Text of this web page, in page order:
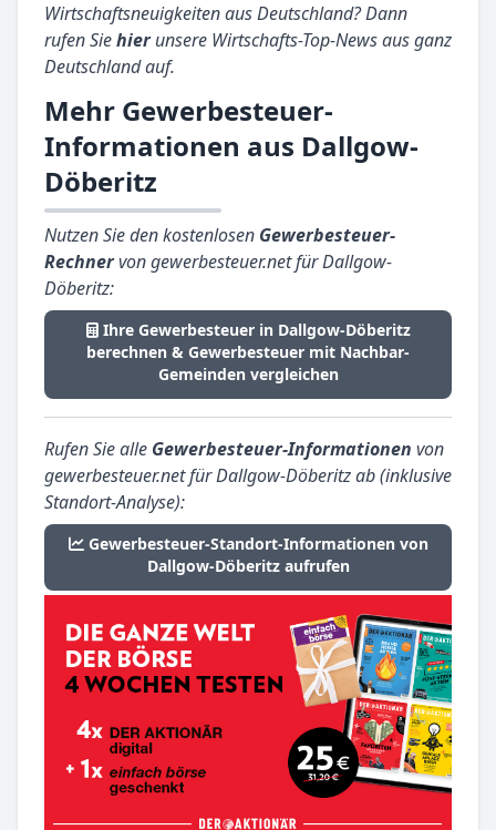
Wirtschaftsneuigkeiten aus Deutschland? Dann
rufen Siehierunsere Wirtschafts-Top-News aus ganz
Deutschland auf.
Mehr Gewerbesteuer-
Informationen aus Dallgow-
Döberitz
Nutzen Sie den kostenlosen Gewerbesteuer-
Rechnervon gewerbesteuer.net für Dallgow-
Döberitz:
Ihre Gewerbesteuer in Dallgow-Döberitz
berechnen & Gewerbesteuer mit Nachbar-
Gemeinden vergleichen
Rufen Sie alle Gewerbesteuer-Informationen von
gewerbesteuer.net für Dallgow-Döberitz ab (inklusive
Standort-Analyse):
Gewerbesteuer-Standort-Informationen von
Dallgow-Döberitz aufrufen